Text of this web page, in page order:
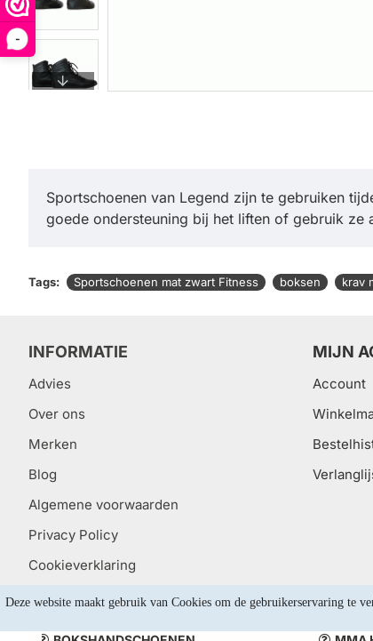
-
Deze website maakt gebruik van Cookies om de gebruikerservaring te
Sportschoenen van Legend zijn te gebruiken
goede ondersteuning bij het liften of gebruik ze
Tags: Sportschoenen mat zwart Fitness boksen krav
INFORMATIE
Advies
Over ons
Merken
Blog
Algemene voorwaarden
Privacy Policy
Cookieverklaring
MIJN
Account